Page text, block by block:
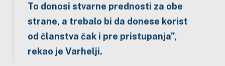
To donosi stvarne prednosti za obe
strane, a trebalo bi da donese korist
od članstva čak i pre pristupanja”,
rekao je Varhelji.